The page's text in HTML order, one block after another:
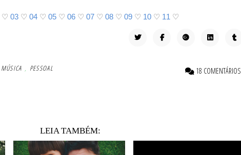
♡ 03 ♡ 04 ♡ 05 ♡ 06 ♡ 07 ♡ 08 ♡ 09 ♡ 10 ♡ 11 ♡
18 COMENTÁRIOS
MÚSICA , PESSOAL
LEIA TAMBÉM: